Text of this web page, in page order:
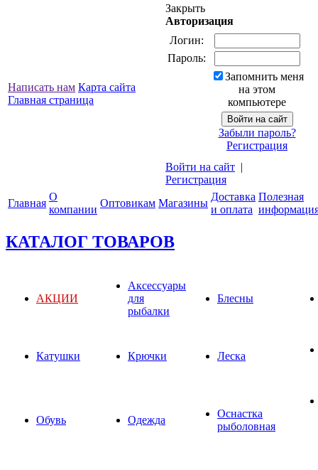
Написать нам Карта сайта
Главная страница
Закрыть
Авторизация
Логин:
Пароль:
Запомнить меня
на этом
компьютере
Забыли пароль?
Регистрация
Войти на сайт |
Регистрация
Главная
О
компании
Оптовикам Магазины
Доставка
и оплата
Полезная
КАТАЛОГ ТОВАРОВ
АКЦИИ
Аксессуары
для
рыбалки
Блесны
Катушки Крючки Леска
Обувь Одежда
Оснастка
рыболовная